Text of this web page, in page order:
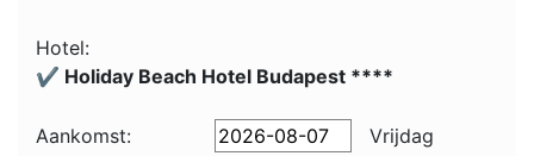
Hotel:
✔️ Holiday Beach Hotel Budapest ****
Aankomst: Vrijdag